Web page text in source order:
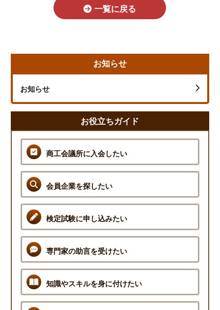
一覧に戻る
お知らせ
お知らせ
お役立ちガイド
商工会議所に入会したい
会員企業を探したい
検定試験に申し込みたい
専門家の助言を受けたい
知識やスキルを身に付けたい